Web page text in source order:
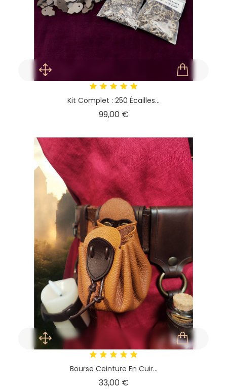
Kit Complet : 250 Écailles...
99,00 €Prix
Bourse Ceinture En Cuir...
33,00 €Prix